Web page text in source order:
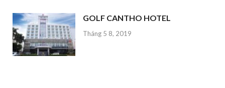
GOLF CANTHO HOTEL
Tháng 5 8, 2019